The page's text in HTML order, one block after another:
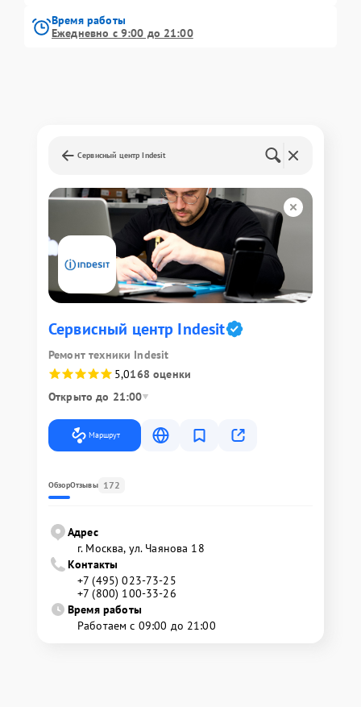
Время работы
Ежедневно с 9:00 до 21:00
Сервисный центр Indesit
Сервисный центр Indesit
Ремонт техники Indesit
5,0168 оценки
Открыто до 21:00
Маршрут
ОбзорОтзывы 172
Адрес
г. Москва, ул. Чаянова 18
Контакты
+7 (495) 023-73-25
+7 (800) 100-33-26
Время работы
Работаем с 09:00 до 21:00